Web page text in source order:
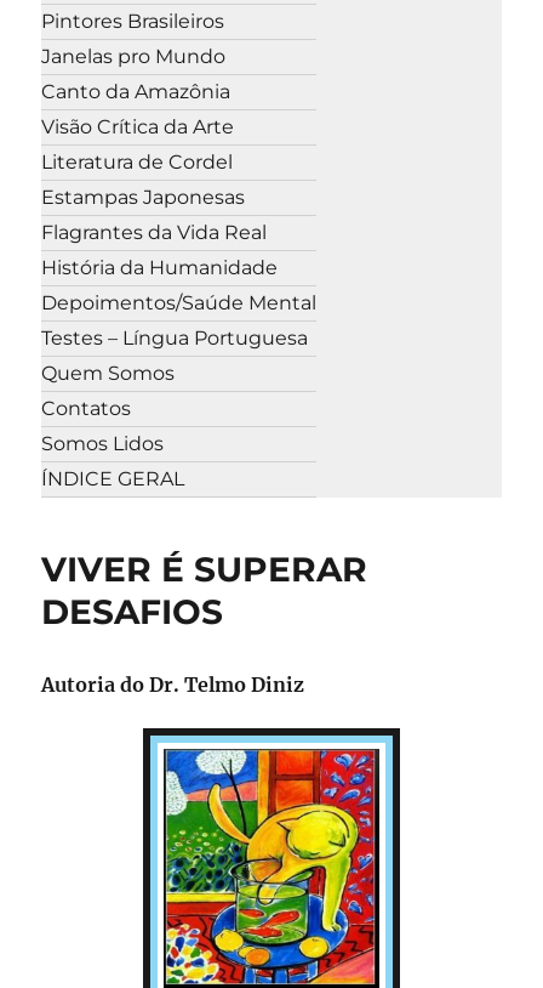
Pintores Brasileiros
Janelas pro Mundo
Canto da Amazônia
Visão Crítica da Arte
Literatura de Cordel
Estampas Japonesas
Flagrantes da Vida Real
História da Humanidade
Depoimentos/Saúde Mental
Testes – Língua Portuguesa
Quem Somos
Contatos
Somos Lidos
ÍNDICE GERAL
VIVER É SUPERAR
DESAFIOS
Autoria do Dr. Telmo Diniz